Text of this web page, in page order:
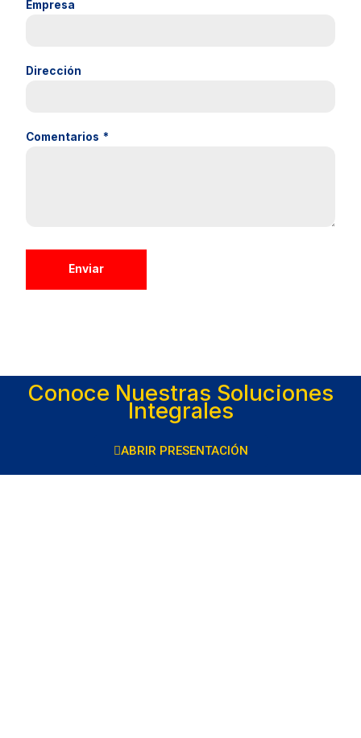
Empresa
Dirección
Comentarios *
Enviar
Conoce Nuestras Soluciones
Integrales
ABRIR PRESENTACIÓN